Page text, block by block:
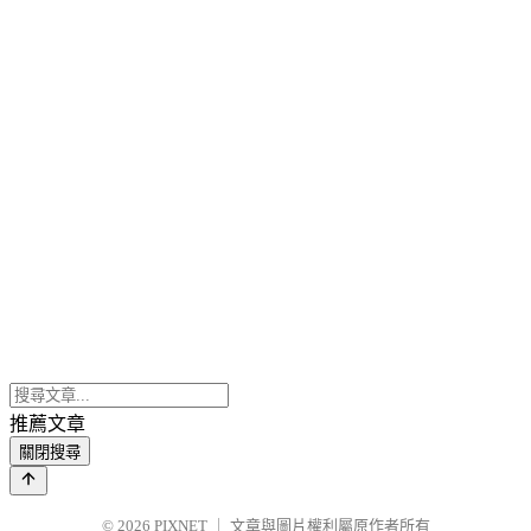
推薦文章
關閉搜尋
© 2026 PIXNET 文章與圖片權利屬原作者所有